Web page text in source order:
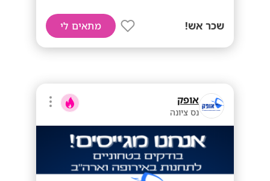
שכר אש! מתאים לי
אופק
נס ציונה